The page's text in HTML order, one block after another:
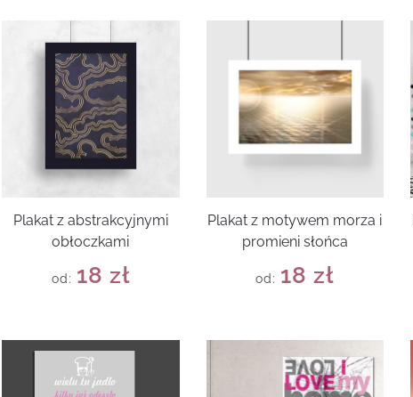
Plakat z abstrakcyjnymi
obłoczkami
od: 18 zł
Plakat z motywem morza i
promieni słońca
od: 18zł